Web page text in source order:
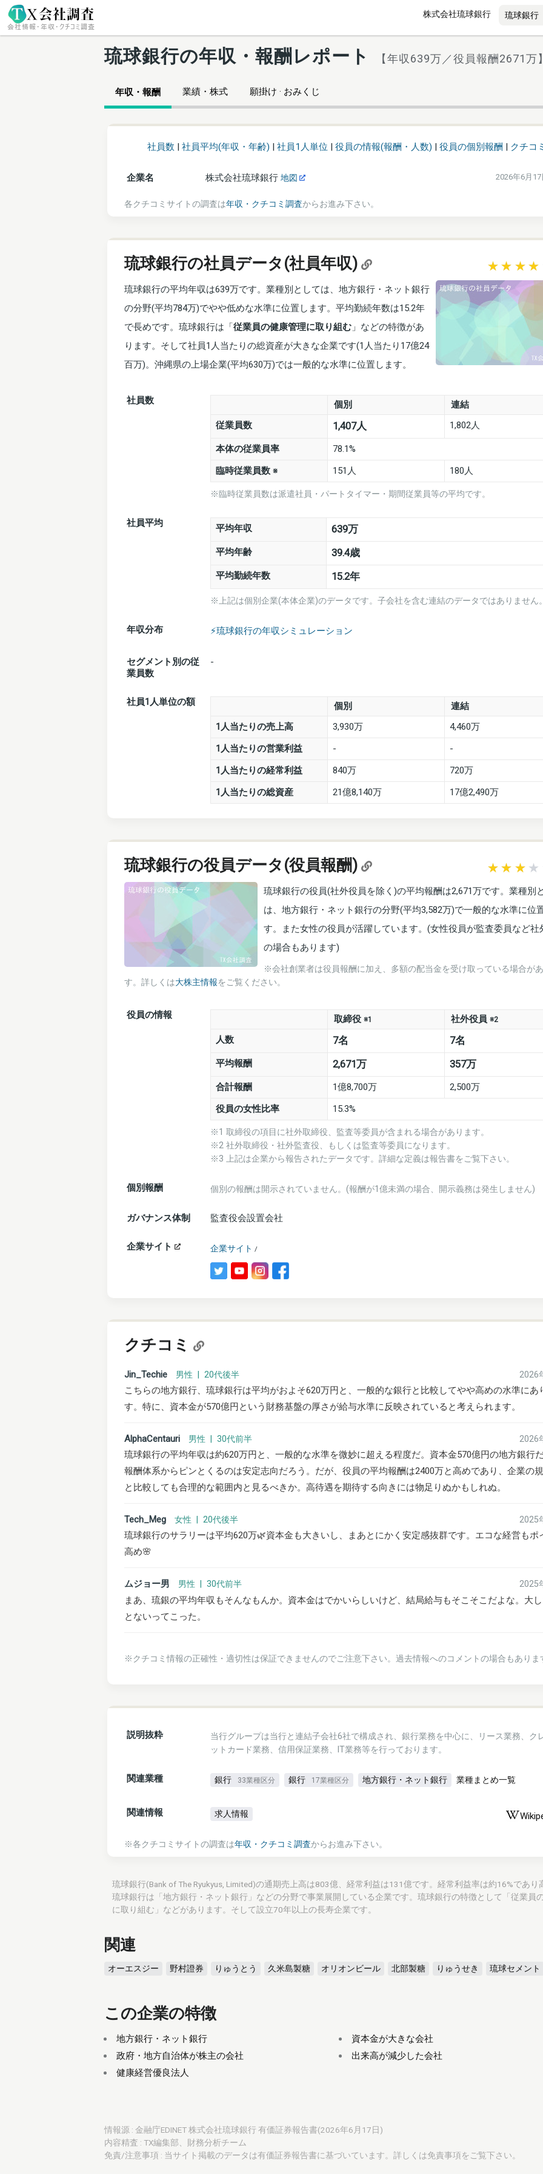
株式会社琉球銀行
琉球銀行の年収・報酬レポート 【年収639万／役員報酬2671万
年収・報酬 業績・株式 願掛け · おみくじ
社員数 | 社員平均(年収・年齢) | 社員1人単位 | 役員の情報(報酬・人数) | 役員の個別報酬 | クチコ
企業名 株式会社琉球銀行 地図 2026年6月
各クチコミサイトの調査は年収・クチコミ調査からお進み下さい。
琉球銀行の社員データ(社員年収)
琉球銀行の平均年収は639万です。業種別としては、地方銀行・ネット銀行
の分野(平均784万)でやや低めな水準に位置します。平均勤続年数は15.2年
で長めです。琉球銀行は「従業員の健康管理に取り組む 」などの特徴があ
ります。そして社員1人当たりの総資産が大きな企業です(1人当たり17億24
百万)。沖縄県の上場企業(平均630万)では一般的な水準に位置します。
社員数 個別
連結
従業員数
1,407人 1,802人
本体の従業員率
78.1%
臨時従業員数※ 151人 180人
※臨時従業員数は派遣社員・パートタイマー・期間従業員等の平均です。
社員平均 平均年収 639万
平均年齢 39.4歳
平均勤続年数 15.2年
※上記は個別企業(本体企業)のデータです。子会社を含む連結のデータではありません
年収分布 ⚡️琉球銀行の年収シミュレーション
セグメント別の従
業員数
-
社員1人単位の額 個別
連結
1人当たりの売上高
3,930万
4,460万
1人当たりの営業利益
-
-
1人当たりの経常利益
840万
720万
1人当たりの総資産
21億8,140万 17億2,490万
琉球銀行の役員データ(役員報酬)
琉球銀行の役員(社外役員を除く)の平均報酬は2,671万です。業種別
は、地方銀行・ネット銀行の分野(平均3,582万)で一般的な水準に位
す。また女性の役員が活躍しています。(女性役員が監査委員など社
の場合もあります)
※会社創業者は役員報酬に加え、多額の配当金を受け取っている場合が
す。詳しくは大株主情報をご覧ください。
役員の情報 取締役※1 社外役員※2
人数 7名 7名
平均報酬 2,671万 357万
合計報酬 1億8,700万
2,500万
役員の女性比率
15.3%
※1 取締役の項目に社外取締役、監査等委員が含まれる場合があります。
※2 社外取締役・社外監査役、もしくは監査等委員になります。
※3 上記は企業から報告されたデータです。詳細な定義は報告書をご覧下さい。
個別報酬 個別の報酬は開示されていません。(報酬が1億未満の場合、開示義務は発生しません)
ガバナンス体制 監査役会設置会社
企業サイト 企業サイト /
クチコミ
Jin_Techie 男性 | 20代後半 2026
こちらの地方銀行、琉球銀行は平均がおよそ620万円と、一般的な銀行と比較してやや高めの水準にあ
す。特に、資本金が570億円という財務基盤の厚さが給与水準に反映されていると考えられます。
AlphaCentauri 男性 | 30代前半 2026
琉球銀行の平均年収は約620万円と、一般的な水準を微妙に超える程度だ。資本金570億円の地方銀行
報酬体系からピンとくるのは安定志向だろう。だが、役員の平均報酬は2400万と高めであり、企業の
と比較しても合理的な範囲内と見るべきか。高待遇を期待する向きには物足りぬかもしれぬ。
Tech_Meg 女性 | 20代後半 2025
琉球銀行のサラリーは平均620万🌿資本金も大きいし、まあとにかく安定感抜群です。エコな経営もポ
高め🌸
ムジョー男 男性 | 30代前半 2025
まあ、琉銀の平均年収もそんなもんか。資本金はでかいらしいけど、結局給与もそこそこだよな。大
とないってこった。
※クチコミ情報の正確性・適切性は保証できませんのでご注意下さい。過去情報へのコメントの場合もありま
説明抜粋
当行グループは当行と連結子会社6社で構成され、銀行業務を中心に、リース業務、ク
ットカード業務、信用保証業務、IT業務等を行っております。
関連業種 銀行 33業種区分 銀行 17業種区分 地方銀行・ネット銀行 業種まとめ一覧
関連情報 求人情報
※各クチコミサイトの調査は年収・クチコミ調査からお進み下さい。
琉球銀行(Bank of The Ryukyus, Limited)の通期売上高は803億、経常利益は131億です。経常利益率は約16%であり
琉球銀行は「地方銀行・ネット銀行」などの分野で事業展開している企業です。琉球銀行の特徴として「従業員
に取り組む」などがあります。そして設立70年以上の長寿企業です。
関連
オーエスジー 野村證券 りゅうとう 久米島製糖 オリオンビール 北部製糖 りゅうせき 琉球セメント
この企業の特徴
地方銀行・ネット銀行
資本金が大きな会社
政府・地方自治体が株主の会社
出来高が減少した会社
健康経営優良法人
情報源 : 金融庁EDINET 株式会社琉球銀行 有価証券報告書(2026年6月17日)
内容精査 : TX編集部、財務分析チーム
免責/注意事項 : 当サイト掲載のデータは有価証券報告書に基づいています。詳しくは免責事項をご覧下さい。